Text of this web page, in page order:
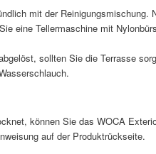
mit der Reinigungsmischung.
eine Tellermaschine mit
sollten Sie die Terrasse
können Sie das WOCA
auf der Produktrückseite.